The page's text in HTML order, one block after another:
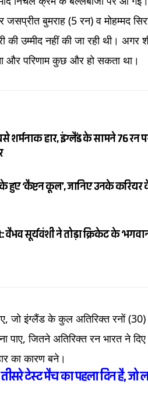
जसप्रीत बुमराह (5 रन) व मोहम्मद
की उम्मीद नहीं की जा रही थी।
और परिणाम कुछ और हो सकता था।
शर्मनाक हार, इंग्लैंड के सामने 76 रन
हुए ‘कैप्टन कूल’, जानिए उनके
सूर्यवंशी ने तोड़ा क्रिकेट के
जो इंग्लैंड के कुल अतिरिक्त रनों
पाए, जितने अतिरिक्त रन भारत ने
का कारण बने।
टेस्ट मैच का पहला दिन है, जो